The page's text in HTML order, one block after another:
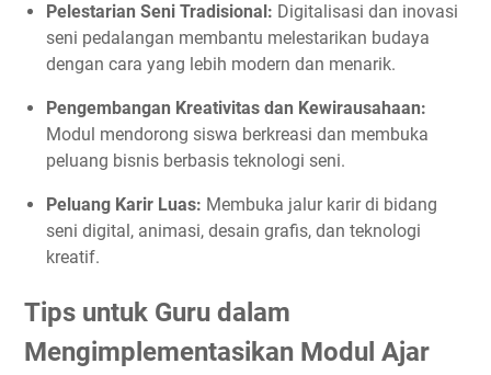
Pelestarian Seni Tradisional: Digitalisasi dan inovasi
seni pedalangan membantu melestarikan budaya
dengan cara yang lebih modern dan menarik.
Pengembangan Kreativitas dan Kewirausahaan:
Modul mendorong siswa berkreasi dan membuka
peluang bisnis berbasis teknologi seni.
Peluang Karir Luas: Membuka jalur karir di bidang
seni digital, animasi, desain grafis, dan teknologi
kreatif.
Tips untuk Guru dalam
Mengimplementasikan Modul Ajar